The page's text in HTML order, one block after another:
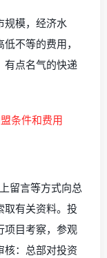
规模，经济水
不等的费用，
有点名气的快递
留言等方式向总
取有关资料。投
项目考察，参观
核：总部对投资